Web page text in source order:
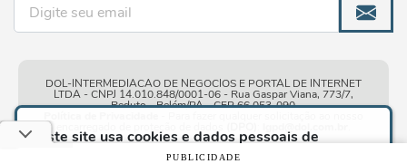
Este site usa cookies e dados pessoais de
acordo com os nossosTermos de Uso e Política
DOL-INTERMEDIACAO DE NEGOCIOS E PORTAL DE INTERNET
LTDA - CNPJ 14.010.848/0001-06 - Rua Gaspar Viana, 773/7,
Reduto - Belém/PA - CEP 66.053-090
PUBLICIDADE